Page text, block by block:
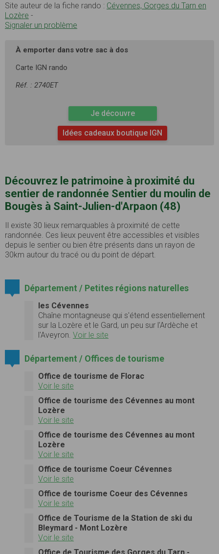
Site auteur de la fiche rando : Cévennes, Gorges du Tarn en
Lozère -
Signaler un problème
À emporter dans votre sac à dos
Carte IGN rando
Réf. : 2740ET
Je découvre
Idées cadeaux boutique IGN
Découvrez le patrimoine à proximité du
sentier de randonnée Sentier du moulin de
Bougès à Saint-Julien-d'Arpaon (48)
Il existe 30 lieux remarquables à proximité de cette
randonnée. Ces lieux peuvent être accessibles et visibles
depuis le sentier ou bien être présents dans un rayon de
30km autour du tracé ou du point de départ.
Département / Petites régions naturelles
les Cévennes
Chaîne montagneuse qui s'étend essentiellement
sur la Lozère et le Gard, un peu sur l'Ardèche et
l'Aveyron. Voir le site
Département / Offices de tourisme
Office de tourisme de Florac
Voir le site
Office de tourisme des Cévennes au mont
Lozère
Voir le site
Office de tourisme des Cévennes au mont
Lozère
Voir le site
Office de tourisme Coeur Cévennes
Voir le site
Office de tourisme Coeur des Cévennes
Voir le site
Office de Tourisme de la Station de ski du
Bleymard - Mont Lozère
Voir le site